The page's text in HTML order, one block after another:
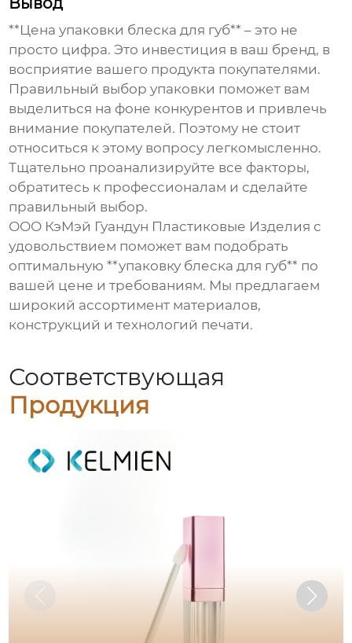
**Цена упаковки блеска для губ** – это не
просто цифра. Это инвестиция в ваш бренд, в
восприятие вашего продукта покупателями.
Правильный выбор упаковки поможет вам
выделиться на фоне конкурентов и привлечь
внимание покупателей. Поэтому не стоит
относиться к этому вопросу легкомысленно.
Тщательно проанализируйте все факторы,
обратитесь к профессионалам и сделайте
правильный выбор.
ООО КэМэй Гуандун Пластиковые Изделия с
удовольствием поможет вам подобрать
оптимальную **упаковку блеска для губ** по
вашей цене и требованиям. Мы предлагаем
широкий ассортимент материалов,
конструкций и технологий печати.
Соответствующая
Продукция